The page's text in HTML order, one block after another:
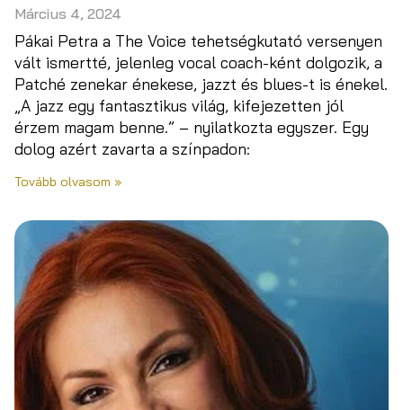
Március 4, 2024
Pákai Petra a The Voice tehetségkutató versenyen
vált ismertté, jelenleg vocal coach-ként dolgozik, a
Patché zenekar énekese, jazzt és blues-t is énekel.
„A jazz egy fantasztikus világ, kifejezetten jól
érzem magam benne.” – nyilatkozta egyszer. Egy
dolog azért zavarta a színpadon:
Tovább olvasom »